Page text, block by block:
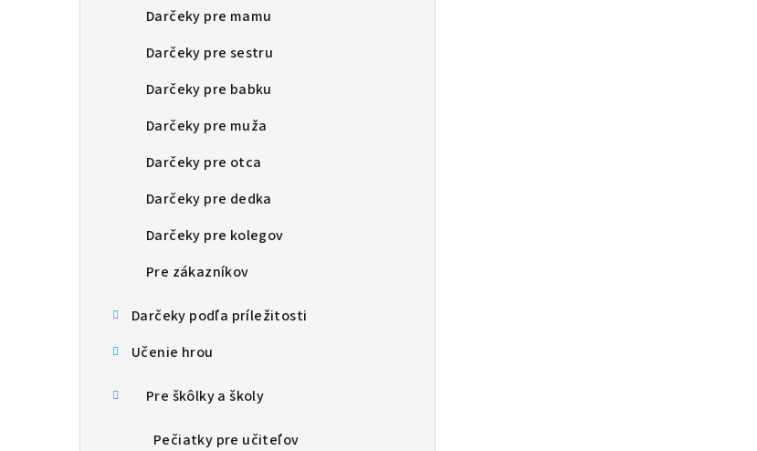
Darčeky pre mamu
Darčeky pre sestru
Darčeky pre babku
Darčeky pre muža
Darčeky pre otca
Darčeky pre dedka
Darčeky pre kolegov
Pre zákazníkov
Darčeky podľa príležitosti
Učenie hrou
Pre škôlky a školy
Pečiatky pre učiteľov